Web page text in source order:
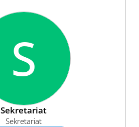
S
Sekretariat
Sekretariat